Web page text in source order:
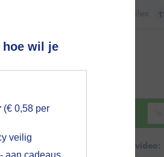
hoe wil je
(€ 0,58 per
veilig
aan cadeaus
Files 11
Zoeken in foto & video:
voor